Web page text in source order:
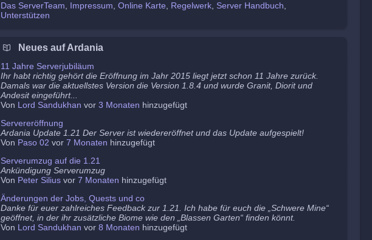
Das ServerTeam Impressum Online Karte Regelwerk Server Handbuch
Unterstützen
Neues auf Ardania
11 Jahre Serverjubiläum
Ihr habt richtig gehört die Eröffnung im Jahr 2015 liegt jetzt schon 11 Jahre zurück.
Damals war die aktuellstes Version die Version 1.8.4 und wurde Granit, Diorit und
Andesit eingeführt...
Von Lord Sandukhan vor 3 Monaten hinzugefügt
Servereröffnung
Ardania Update 1.21 Der Server ist wiedereröffnet und das Update aufgespielt!
Von Paso 02 vor 7 Monaten hinzugefügt
Serverumzug auf die 1.21
Ankündigung Serverumzug
Von Peter Silius vor 7 Monaten hinzugefügt
Änderungen der Jobs, Quests und co
Danke für euer zahlreiches Feedback zur 1.21. Ich habe für euch die „Schwere Mine“
geöffnet, in der ihr zusätzliche Biome wie den „Blassen Garten“ finden könnt.
Von Lord Sandukhan vor 8 Monaten hinzugefügt